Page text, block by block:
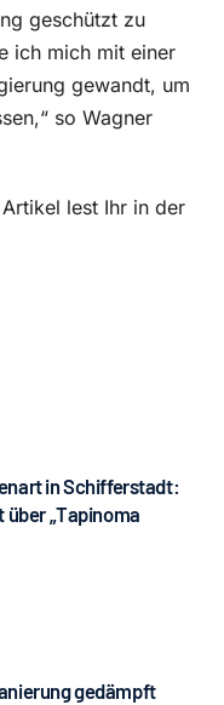
geschützt zu
ich mich mit einer
gewandt, um
so Wagner
lest Ihr in der
in Schifferstadt:
„Tapinoma
gedämpft